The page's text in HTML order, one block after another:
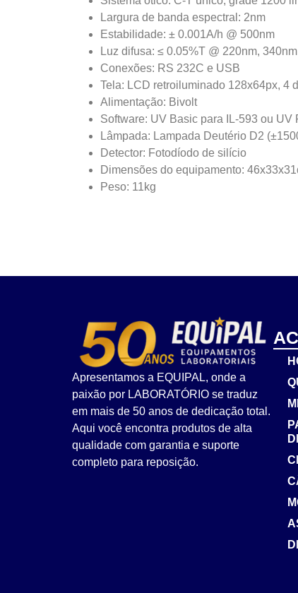
Largura de banda espectral: 2nm
Estabilidade: ± 0.001A/h @ 500nm
Luz difusa: ≤ 0.05%T @ 220nm, 340nm
Conexões: RS 232C e USB
Tela: LCD retroiluminado 128x64px, 4
Alimentação: Bivolt
Software: UV Basic para IL-593 ou UV
Lâmpada: Lampada Deutério D2
Detector: Fotodíodo de silício
Dimensões do equipamento:
Peso: 11kg
Apresentamos a EQUIPAL, onde a
paixão por LABORATÓRIO se traduz
em mais de 50 anos de dedicação total.
Aqui você encontra produtos de alta
qualidade com garantia e suporte
completo para reposição.